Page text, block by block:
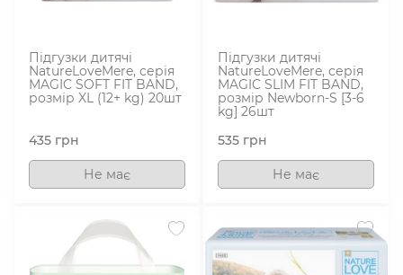
Підгузки дитячі
NatureLoveMere, серія
MAGIC SOFT FIT BAND,
розмір XL (12+ kg) 20шт
435 грн
Не має
Підгузки дитячі
NatureLoveMere, серія
MAGIC SLIM FIT BAND,
розмір Newborn-S [3-6
kg] 26шт
535 грн
Не має